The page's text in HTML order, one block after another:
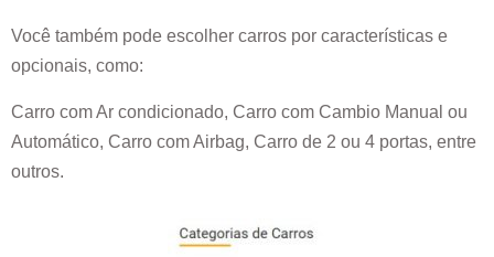
Você também pode escolher carros por características e
opcionais, como:
Carro com Ar condicionado, Carro com Cambio Manual ou
Automático, Carro com Airbag, Carro de 2 ou 4 portas, entre
outros.